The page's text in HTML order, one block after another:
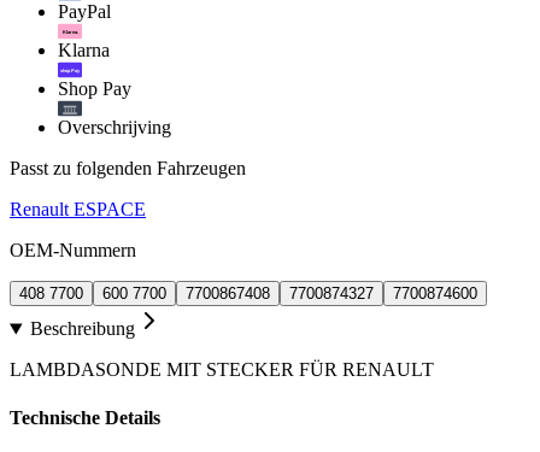
PayPal
Klarna.
Klarna
shop Pay
Shop Pay
Overschrijving
Passt zu folgenden Fahrzeugen
Renault ESPACE
OEM-Nummern
408 7700 600 7700 7700867408 7700874327 7700874600
Beschreibung
LAMBDASONDE MIT STECKER FÜR RENAULT
Technische Details